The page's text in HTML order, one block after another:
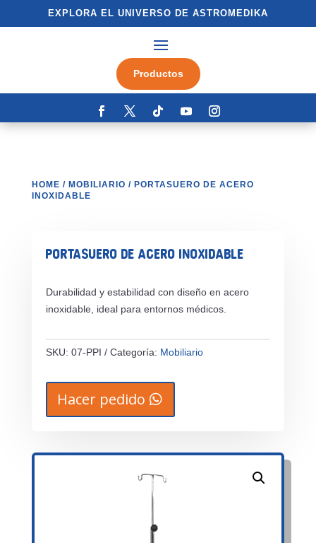
EXPLORA EL UNIVERSO DE ASTROMEDIKA
Productos
HOME / MOBILIARIO / PORTASUERO DE ACERO
INOXIDABLE
PORTASUERO DE ACERO INOXIDABLE
Durabilidad y estabilidad con diseño en acero
inoxidable, ideal para entornos médicos.
SKU: 07-PPI Categoría: Mobiliario
Hacer pedido